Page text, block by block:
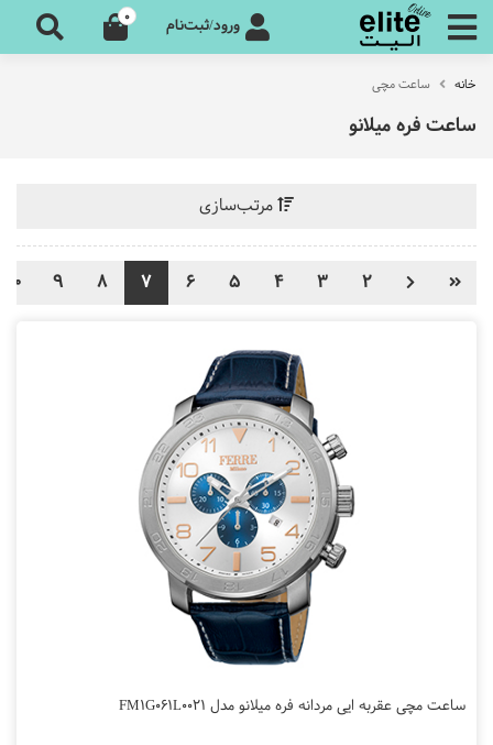
ورود/ثبت‌نام 0
خانه ساعت مچی
ساعت فره میلانو
مرتب‌سازی
2
3
4
5
6
7
8
9
10
ساعت مچی عقربه ایی مردانه فره میلانو مدل FM1G061L0021